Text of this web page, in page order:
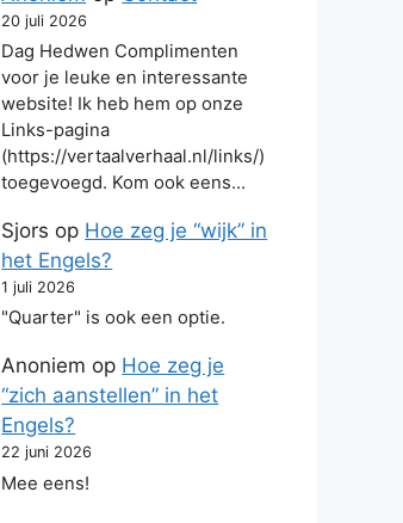
20 juli 2026
Dag Hedwen Complimenten
voor je leuke en interessante
website! Ik heb hem op onze
Links-pagina
(https://vertaalverhaal.nl/links/)
toegevoegd. Kom ook eens…
Sjors op Hoe zeg je “wijk” in
het Engels?
1 juli 2026
"Quarter" is ook een optie.
Anoniem op Hoe zeg je
“zich aanstellen” in het
Engels?
22 juni 2026
Mee eens!